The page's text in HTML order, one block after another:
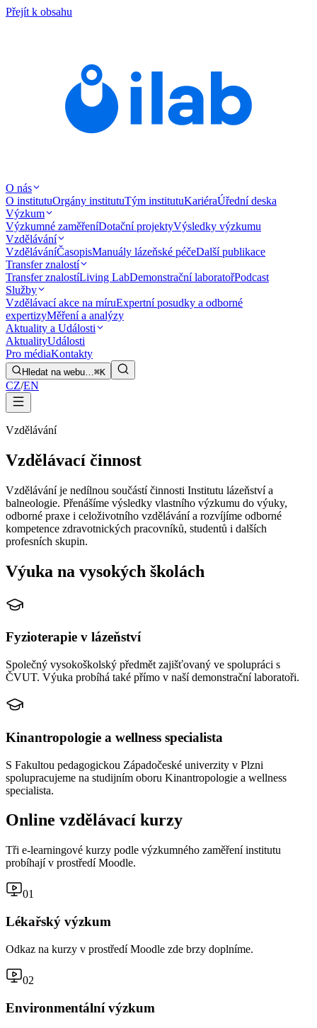
Přejít k obsahu
O nás
O institutuOrgány institutuTým institutuKariéraÚřední deska
Výzkum
Výzkumné zaměřeníDotační projektyVýsledky výzkumu
Vzdělávání
VzděláváníČasopisManuály lázeňské péčeDalší publikace
Transfer znalostí
Transfer znalostíLiving LabDemonstrační laboratořPodcast
Služby
Vzdělávací akce na míruExpertní posudky a odborné
expertizyMěření a analýzy
Aktuality a Události
AktualityUdálosti
Pro médiaKontakty
Hledat na webu…⌘K
CZ/EN
Vzdělávání
Vzdělávací činnost
Vzdělávání je nedílnou součástí činnosti Institutu lázeňství a
balneologie. Přenášíme výsledky vlastního výzkumu do výuky,
odborné praxe i celoživotního vzdělávání a rozvíjíme odborné
kompetence zdravotnických pracovníků, studentů i dalších
profesních skupin.
Výuka na vysokých školách
Fyzioterapie v lázeňství
Společný vysokoškolský předmět zajišťovaný ve spolupráci s
ČVUT. Výuka probíhá také přímo v naší demonstrační laboratoři.
Kinantropologie a wellness specialista
S Fakultou pedagogickou Západočeské univerzity v Plzni
spolupracujeme na studijním oboru Kinantropologie a wellness
specialista.
Online vzdělávací kurzy
Tři e-learningové kurzy podle výzkumného zaměření institutu
probíhají v prostředí Moodle.
01
Lékařský výzkum
Odkaz na kurzy v prostředí Moodle zde brzy doplníme.
02
Environmentální výzkum